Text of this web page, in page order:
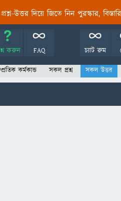
উত্তর দিয়ে জিতে নিন পুরস্কার,
করুন FAQ চ্যাট রুম
কর্মকান্ড সকল প্রশ্ন সকল উত্তর